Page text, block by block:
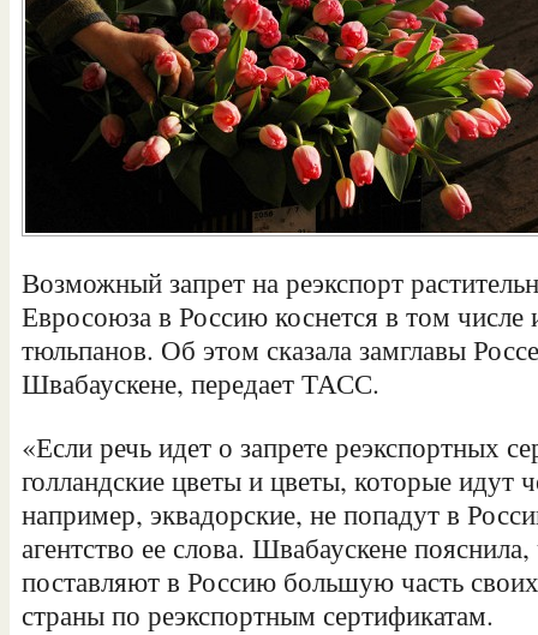
Возможный запрет на реэкспорт
Евросоюза в Россию коснется в том числе
тюльпанов. Об этом сказала замглавы
Швабаускене, передает ТАСС.
«Если речь идет о запрете реэкспортных
голландские цветы и цветы, которые идут
например, эквадорские, не попадут в
агентство ее слова. Швабаускене
поставляют в Россию большую часть
страны по реэкспортным сертификатам.